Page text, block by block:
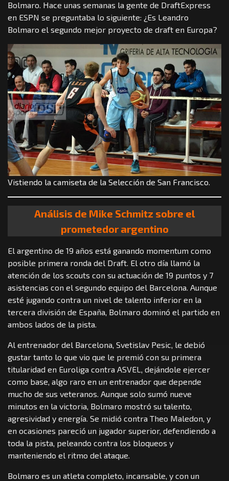
Bolmaro. Hace unas semanas la gente de DraftExpress
en ESPN se preguntaba lo siguiente: ¿Es Leandro
Bolmaro el segundo mejor proyecto de draft en Europa?
Vistiendo la camiseta de la Selección de San Francisco.
Análisis de Mike Schmitz sobre el
prometedor argentino
El argentino de 19 años está ganando momentum como
posible primera ronda del Draft. El otro día llamó la
atención de los scouts con su actuación de 19 puntos y 7
asistencias con el segundo equipo del Barcelona. Aunque
esté jugando contra un nivel de talento inferior en la
tercera división de España, Bolmaro dominó el partido en
ambos lados de la pista.
Al entrenador del Barcelona, Svetislav Pesic, le debió
gustar tanto lo que vio que le premió con su primera
titularidad en Euroliga contra ASVEL, dejándole ejercer
como base, algo raro en un entrenador que depende
mucho de sus veteranos. Aunque solo sumó nueve
minutos en la victoria, Bolmaro mostró su talento,
agresividad y energía. Se midió contra Theo Maledon, y
en ocasiones pareció un jugador superior, defendiendo a
toda la pista, peleando contra los bloqueos y
manteniendo el ritmo del ataque.
Bolmaro es un atleta completo, incansable, y con un